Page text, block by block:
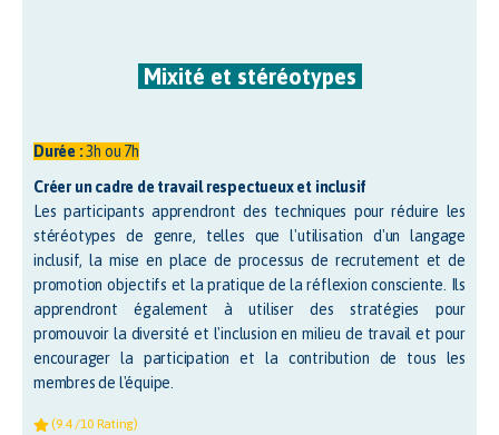
Mixité et stéréotypes
Durée :3h ou 7h
Créer un cadre de travail respectueux et inclusif
Les participants apprendront des techniques pour réduire les
stéréotypes de genre, telles que l'utilisation d'un langage
inclusif, la mise en place de processus de recrutement et de
promotion objectifs et la pratique de la réflexion consciente. Ils
apprendront également à utiliser des stratégies pour
promouvoir la diversité et l'inclusion en milieu de travail et pour
encourager la participation et la contribution de tous les
membres de l'équipe.
(9.4 /10 Rating)